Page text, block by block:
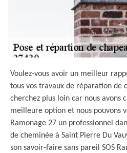
Voulez-vous avoir un meilleur
tous vos travaux de réparation de
cherchez plus loin car nous avons
meilleure option et nous pouvons
Ramonage 27 un professionnel
de cheminée à Saint Pierre Du
son savoir-faire sans pareil SOS